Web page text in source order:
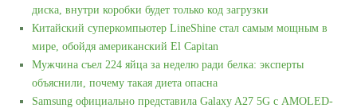
диска, внутри коробки будет только код загрузки
Китайский суперкомпьютер LineShine стал самым мощным в
мире, обойдя американский El Capitan
Мужчина съел 224 яйца за неделю ради белка: эксперты
объяснили, почему такая диета опасна
Samsung официально представила Galaxy A27 5G с AMOLED-